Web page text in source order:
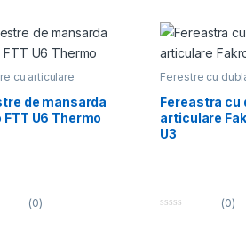
cu articulare
Thermo
de mansarda
FTT U6 Thermo
(0)
Ferestre cu
umiditate
Fereastra cu
articulare
U3
(0)